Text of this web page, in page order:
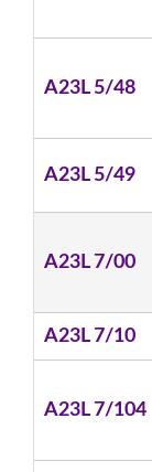
A23L 5/48
A23L 5/49
A23L 7/00
A23L 7/10
A23L 7/104